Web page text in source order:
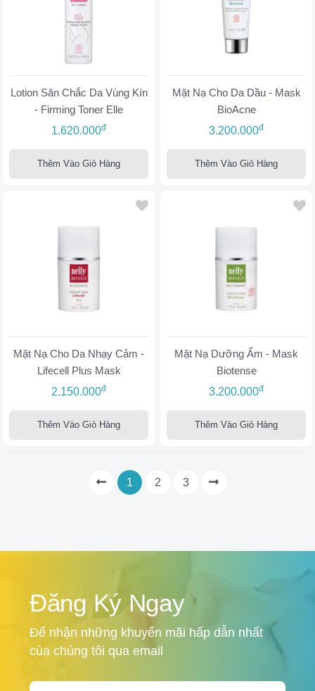
Lotion Săn Chắc Da Vùng Kín
- Firming Toner Elle
1.620.000đ
Thêm Vào Giỏ Hàng
Mặt Nạ Cho Da Dầu - Mask
BioAcne
3.200.000đ
Thêm Vào Giỏ Hàng
Mặt Nạ Cho Da Nhạy Cảm -
Lifecell Plus Mask
2.150.000đ
Thêm Vào Giỏ Hàng
Mặt Nạ Dưỡng Ẩm - Mask
Biotense
3.200.000đ
Thêm Vào Giỏ Hàng
1 2 3
Đăng Ký Ngay
Để nhận những khuyến mãi hấp dẫn nhất
của chúng tôi qua email